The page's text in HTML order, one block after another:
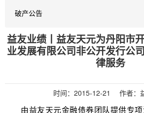
破产公告
益友业绩丨益友天元为丹阳市
业发展有限公司非公开发行公
律服务
时间： 2015-12-21 作者：
由益友天元金融债券团队提供专